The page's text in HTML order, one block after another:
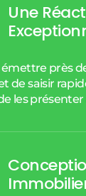
Une
près
de saisir
les présenter